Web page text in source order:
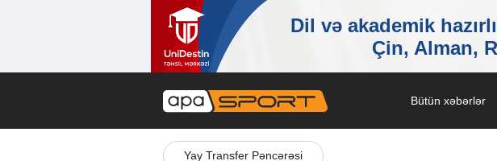
Bütün xəbərlər
Yay Transfer Pəncərəsi